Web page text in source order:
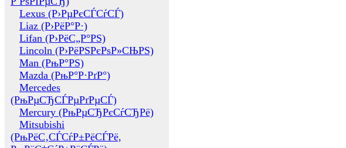
Lexus (Р›РµРєСЃСѓСЃ)
Liaz (Р›РёР°Р·)
Lifan (Р›РёС„Р°РЅ)
Lincoln (Р›РёРЅРєРѕР»СЊРЅ)
Man (РњР°РЅ)
Mazda (РњР°Р·РґР°)
Mercedes
(РњРµСЂСЃРµРґРµСЃ)
Mercury (РњРµСЂРєСѓСЂРё)
Mitsubishi
(РњРёС‚СЃСѓР±РёСЃРё,